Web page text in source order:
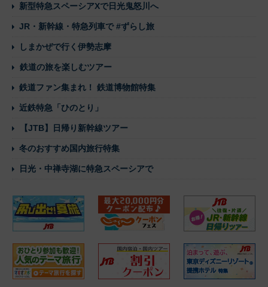
新型特急スペーシアXで日光鬼怒川へ
JR・新幹線・特急列車で #ずらし旅
しまかぜで行く伊勢志摩
鉄道の旅を楽しむツアー
鉄道ファン集まれ！ 鉄道博物館特集
近鉄特急「ひのとり」
【JTB】日帰り新幹線ツアー
冬のおすすめ国内旅行特集
日光・中禅寺湖に特急スペーシアで